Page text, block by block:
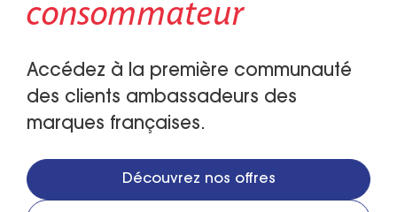
consommateur
Accédez à la première communauté
des clients ambassadeurs des
marques françaises.
Découvrez nos offres